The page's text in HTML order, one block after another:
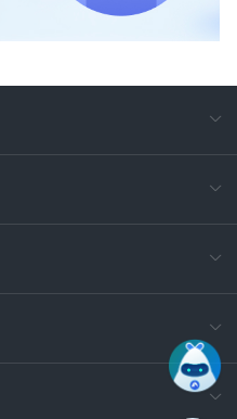
电
400-
技